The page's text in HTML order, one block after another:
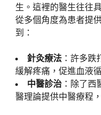
生。這裡的醫生往往
從多個角度為患者提
到：
針灸療法 ：許多
緩解疼痛，促進血液
中醫診治 ：除了
醫理論提供中醫療程